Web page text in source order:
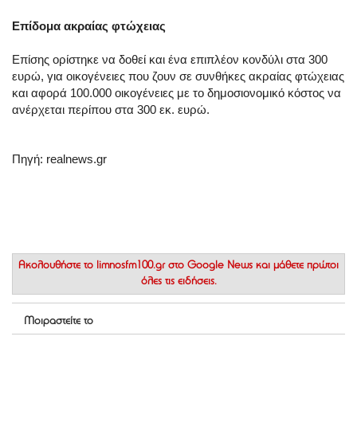
Επίδομα ακραίας φτώχειας
Επίσης ορίστηκε να δοθεί και ένα επιπλέον κονδύλι στα 300
ευρώ, για οικογένειες που ζουν σε συνθήκες ακραίας φτώχειας
και αφορά 100.000 οικογένειες με το δημοσιονομικό κόστος να
ανέρχεται περίπου στα 300 εκ. ευρώ.
Πηγή: realnews.gr
Ακολουθήστε το limnosfm100.gr στο Google News και μάθετε πρώτοι
όλες τις ειδήσεις.
Μοιραστείτε το